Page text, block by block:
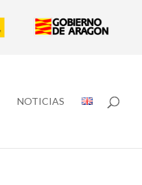
NOTICIAS